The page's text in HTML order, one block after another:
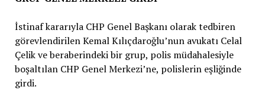
İstinaf kararıyla CHP Genel Başkanı olarak tedbiren
görevlendirilen Kemal Kılıçdaroğlu’nun avukatı Celal
Çelik ve beraberindeki bir grup, polis müdahalesiyle
boşaltılan CHP Genel Merkezi’ne, polislerin eşliğinde
girdi.